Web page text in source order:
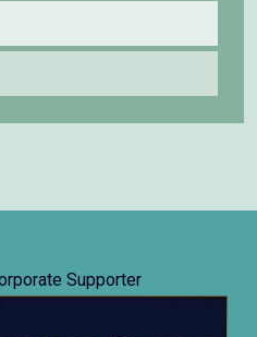
Supporter